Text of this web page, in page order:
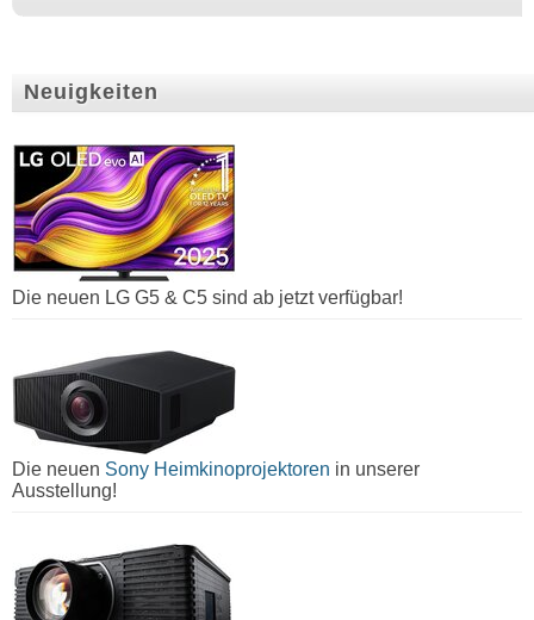
Neuigkeiten
Die neuen LG G5 & C5 sind ab jetzt verfügbar!
Die neuen Sony Heimkinoprojektoren in unserer
Ausstellung!